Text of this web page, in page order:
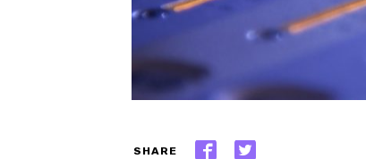
SHARE